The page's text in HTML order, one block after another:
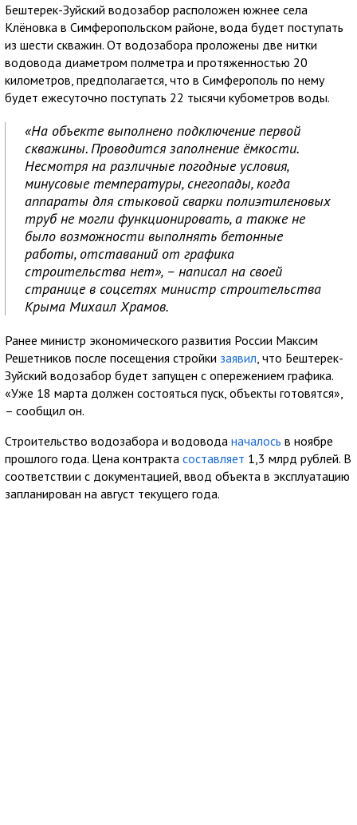
Бештерек-Зуйский водозабор расположен южнее села
Клёновка в Симферопольском районе, вода будет поступать
из шести скважин. От водозабора проложены две нитки
водовода диаметром полметра и протяженностью 20
километров, предполагается, что в Симферополь по нему
будет ежесуточно поступать 22 тысячи кубометров воды.
«На объекте выполнено подключение первой
скважины. Проводится заполнение ёмкости.
Несмотря на различные погодные условия,
минусовые температуры, снегопады, когда
аппараты для стыковой сварки полиэтиленовых
труб не могли функционировать, а также не
было возможности выполнять бетонные
работы, отставаний от графика
строительства нет», – написал на своей
странице в соцсетях министр строительства
Крыма Михаил Храмов.
Ранее министр экономического развития России Максим
Решетников после посещения стройки заявил , что Бештерек-
Зуйский водозабор будет запущен с опережением графика.
«Уже 18 марта должен состояться пуск, объекты готовятся»,
– сообщил он.
Строительство водозабора и водовода началось в ноябре
прошлого года. Цена контракта составляет 1,3 млрд рублей. В
соответствии с документацией, ввод объекта в эксплуатацию
запланирован на август текущего года.